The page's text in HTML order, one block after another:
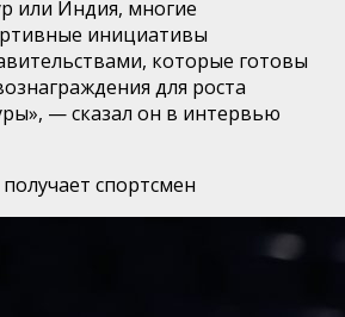
или Индия, многие
инициативы
которые готовы
для роста
— сказал он в интервью
спортсмен